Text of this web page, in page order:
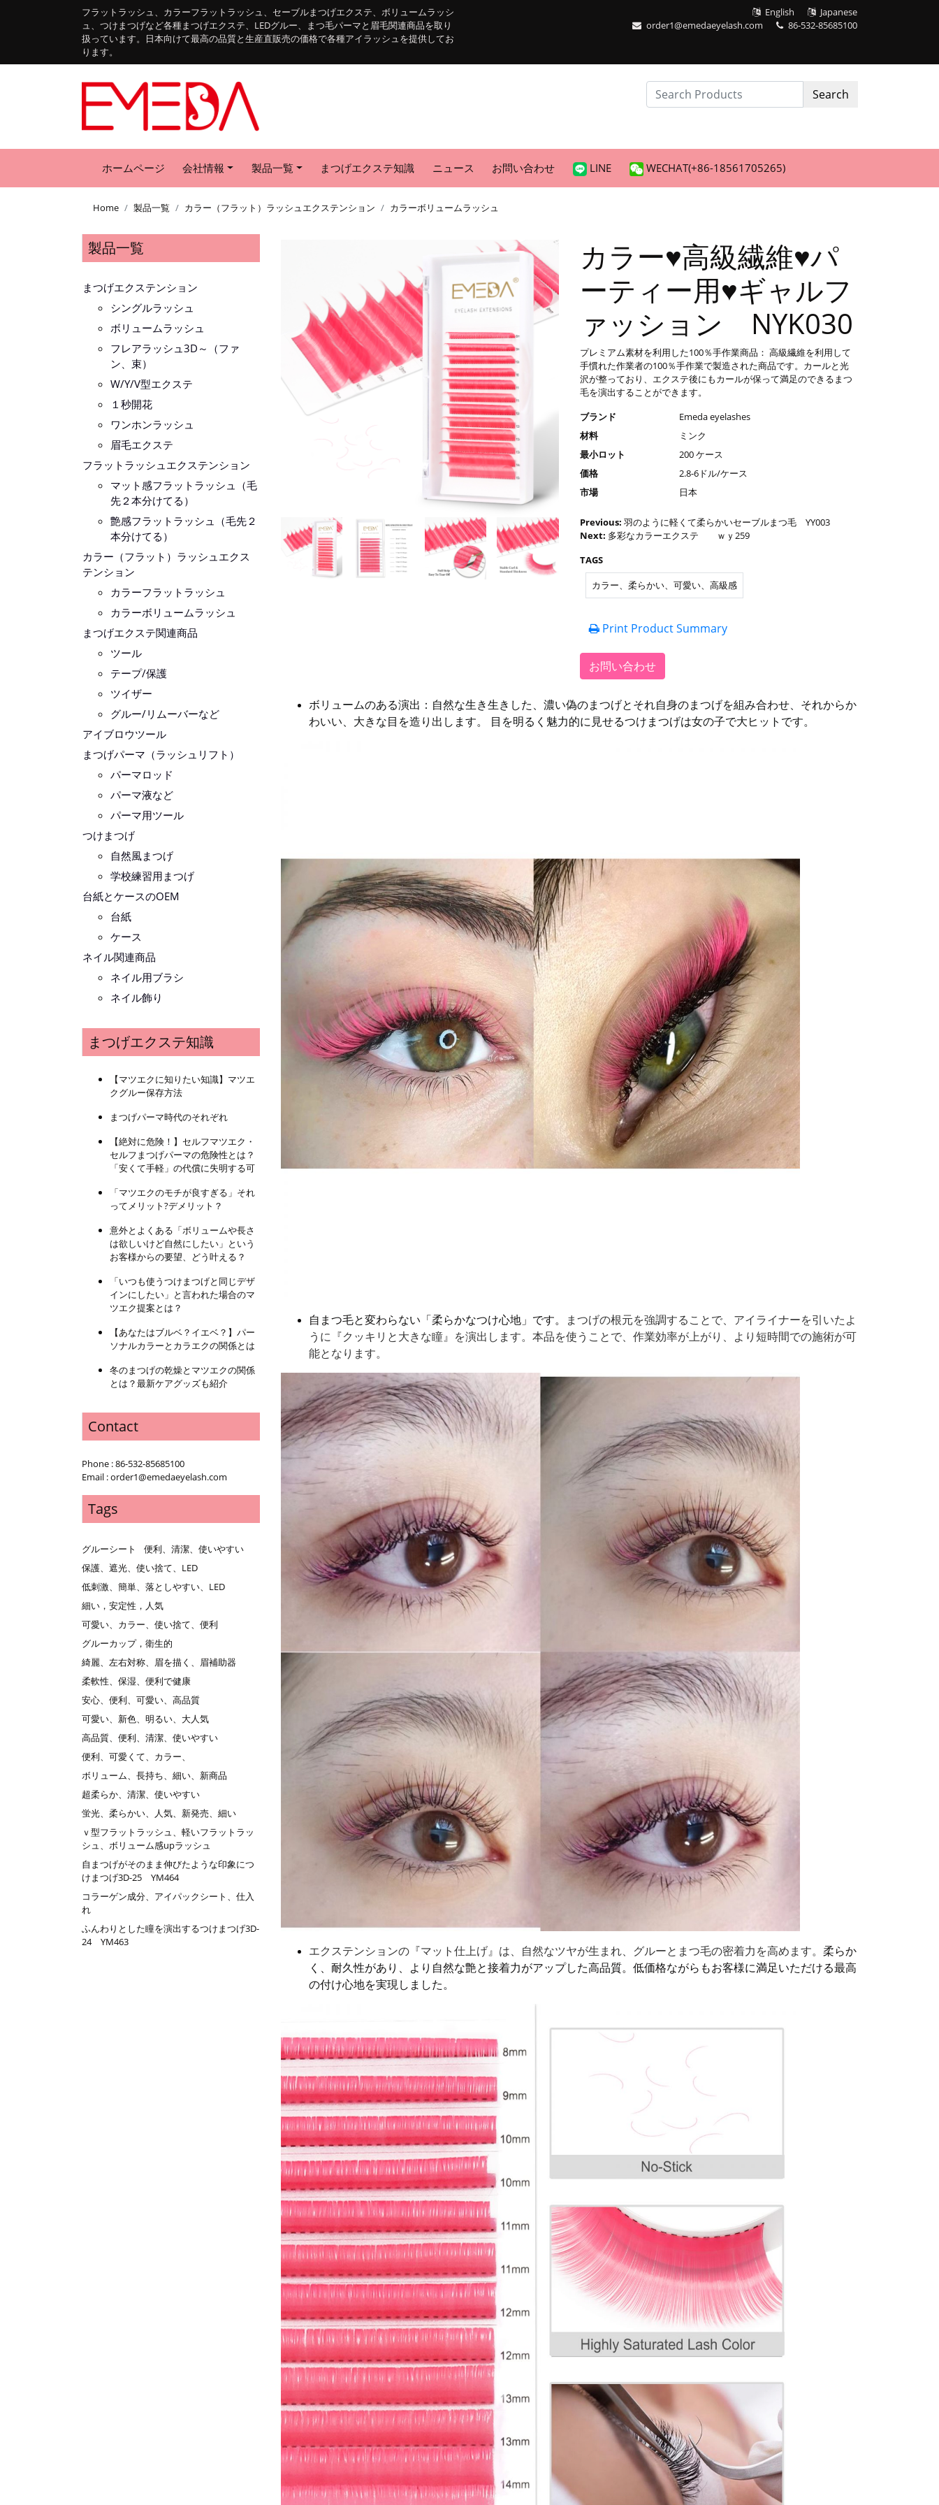
フラットラッシュ、カラーフラットラッシュ、セーブルまつげエクステ、ボリュームラッシ
ュ、つけまつげなど各種まつげエクステ、LEDグルー、まつ毛パーマと眉毛関連商品を取り
扱っています。日本向けて最高の品質と生産直販売の価格で各種アイラッシュを提供してお
ります。
English
Japanese
order1@emedaeyelash.com
86-532-85685100
Search
ホームページ 会社情報 製品一覧 まつげエクステ知識 ニュース お問い合わせ LINE WECHAT(+86-18561705265)
Home 製品一覧 カラー（フラット）ラッシュエクステンション カラーボリュームラッシュ
カラー♥高級繊維♥パ
ーティー用♥ギャルフ
ァッション NYK030
プレミアム素材を利用した100％手作業商品： 高級繊維を利用して
手慣れた作業者の100％手作業で製造された商品です。カールと光
沢が整っており、エクステ後にもカールが保って満足のできるまつ
毛を演出することができます。
ブランド
Emeda eyelashes
材料
ミンク
最小ロット
200 ケース
価格
2.8-6ドル/ケース
市場
日本
Previous: 羽のように軽くて柔らかいセーブルまつ毛 YY003
Next: 多彩なカラーエクステ ｗｙ259
TAGS
カラー、柔らかい、可愛い、高級感
Print Product Summary
お問い合わせ
ボリュームのある演出：自然な生き生きした、濃い偽のまつげとそれ自身のまつげを組み合わせ、それからか
わいい、大きな目を造り出します。 目を明るく魅力的に見せるつけまつげは女の子で大ヒットです。
自まつ毛と変わらない「柔らかなつけ心地」です。
まつげの根元を強調することで、アイライナーを引いたよ
うに『クッキリと大きな瞳』を演出します。 本品を使うことで、作業効率が上がり、より短時間での施術が可
能となります。
エクステンションの『マット仕上げ』は、自然なツヤが生まれ、グルーとまつ毛の密着力を高めます。 柔らか
く、耐久性があり、より自然な艶と接着力がアップした高品質。低価格ながらもお客様に満足いただける最高
の付け心地を実現しました。
製品一覧
まつげエクステンション
シングルラッシュ
ボリュームラッシュ
フレアラッシュ3D～（ファ
ン、束）
W/Y/V型エクステ
１秒開花
ワンホンラッシュ
眉毛エクステ
フラットラッシュエクステンション
マット感フラットラッシュ（毛
先２本分けてる）
艶感フラットラッシュ（毛先２
本分けてる）
カラー（フラット）ラッシュエクス
テンション
カラーフラットラッシュ
カラーボリュームラッシュ
まつげエクステ関連商品
ツール
テープ/保護
ツイザー
グルー/リムーバーなど
アイブロウツール
まつげパーマ（ラッシュリフト）
パーマロッド
パーマ液など
パーマ用ツール
つけまつげ
自然風まつげ
学校練習用まつげ
台紙とケースのOEM
台紙
ケース
ネイル関連商品
ネイル用ブラシ
ネイル飾り
まつげエクステ知識
【マツエクに知りたい知識】マツエ
クグルー保存方法
まつげパーマ時代のそれぞれ
【絶対に危険！】セルフマツエク・
セルフまつげパーマの危険性とは？
「安くて手軽」の代償に失明する可
「マツエクのモチが良すぎる」それ
ってメリット?デメリット？
意外とよくある「ボリュームや長さ
は欲しいけど自然にしたい」という
お客様からの要望、どう叶える？
「いつも使うつけまつげと同じデザ
インにしたい」と言われた場合のマ
ツエク提案とは？
【あなたはブルベ？イエベ？】パー
ソナルカラーとカラエクの関係とは
冬のまつげの乾燥とマツエクの関係
とは？最新ケアグッズも紹介
Contact
Phone : 86-532-85685100
Email : order1@emedaeyelash.com
Tags
グルーシート
便利、清潔、使いやすい
保護、遮光、使い捨て、LED
低刺激、簡単、落としやすい、LED
細い，安定性，人気
可愛い、カラー、使い捨て、便利
グルーカップ，衛生的
綺麗、左右対称、眉を描く、眉補助器
柔軟性、保湿、便利で健康
安心、便利、可愛い、高品質
可愛い、新色、明るい、大人気
高品質、便利、清潔、使いやすい
便利、可愛くて、カラー、
ボリューム、長持ち、細い、新商品
超柔らか、清潔、使いやすい
蛍光、柔らかい、人気、新発売、細い
ｖ型フラットラッシュ、軽いフラットラッ
シュ、ボリューム感upラッシュ
自まつげがそのまま伸びたような印象につ
けまつげ3D-25 YM464
コラーゲン成分、アイパックシート、仕入
れ
ふんわりとした瞳を演出するつけまつげ3D-
24 YM463